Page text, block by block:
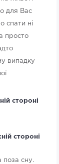
для Вас
спати ні
просто
випадку
стороні
стороні
поза сну.